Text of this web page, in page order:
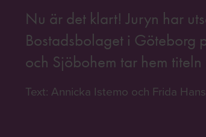
Nu är det klart! Juryn har
Bostadsbolaget i Göteborg
och Sjöbohem tar hem
Text: Annicka Istemo och Frida